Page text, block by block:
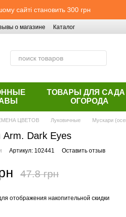
сайті становить 300 грн
о магазине Каталог
ТОВАРЫ ДЛЯ САДА
ОГОРОДА
ЦВЕТОВ Луковичные Мускари
Arm. Dark Eyes
Артикул: 102441 Оставить отзыв
47.8 грн
отображения накопительной скидки